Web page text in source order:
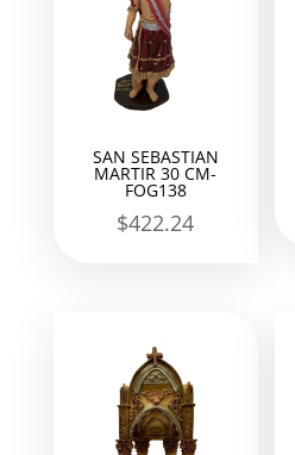
SAN SEBASTIAN
MARTIR 30 CM-
FOG138
$422.24